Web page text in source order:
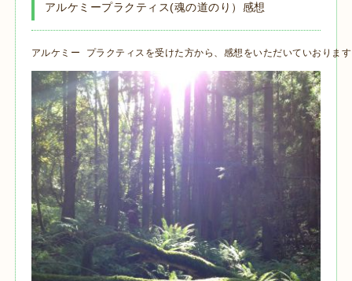
アルケミープラクティス(魂の道のり）感想
アルケミー プラクティスを受けた方から、感想をいただいていおりま